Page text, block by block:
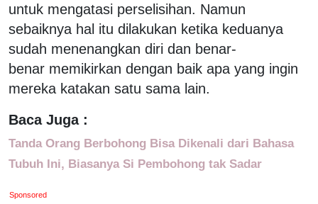
untuk mengatasi perselisihan. Namun
sebaiknya hal itu dilakukan ketika keduanya
sudah menenangkan diri dan benar-
benar memikirkan dengan baik apa yang ingin
mereka katakan satu sama lain.
Baca Juga :
Tanda Orang Berbohong Bisa Dikenali dari Bahasa
Tubuh Ini, Biasanya Si Pembohong tak Sadar
Sponsored